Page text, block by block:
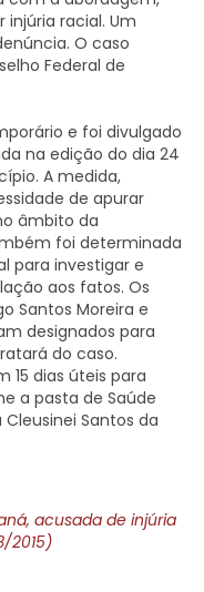
racial. Um
O caso
Federal de
e foi divulgado
na edição do dia 24
A medida,
de apurar
âmbito da
foi determinada
para investigar e
aos fatos. Os
Santos Moreira e
designados para
do caso.
15 dias úteis para
a pasta de Saúde
Santos da
acusada de injúria
2015)